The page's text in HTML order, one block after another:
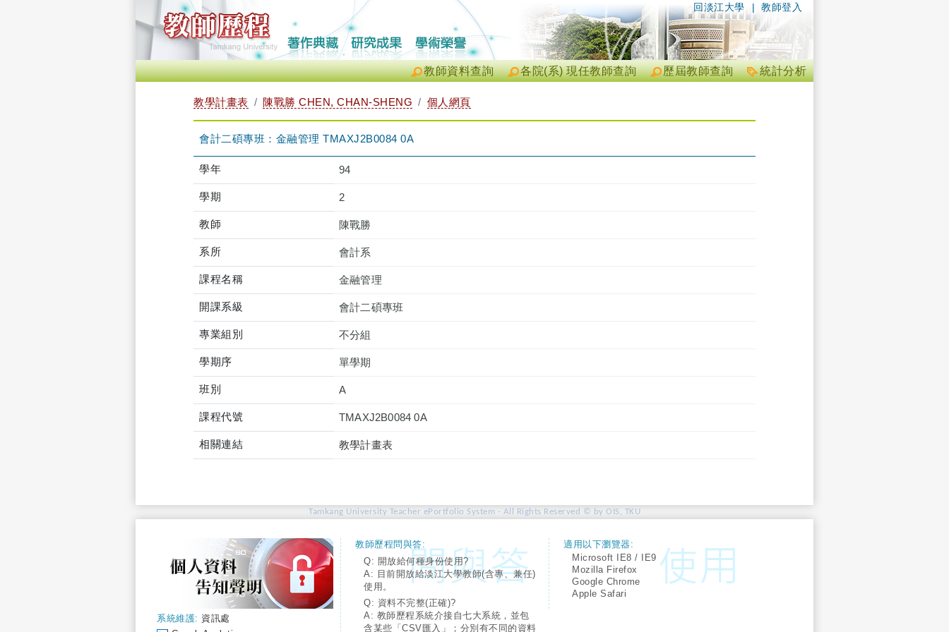
| 教師登入
回淡江大學
統計分析
歷屆教師查詢
各院(系) 現任教師查詢
教師資料查詢
教學計畫表 陳戰勝 CHEN, CHAN-SHENG 個人網頁
會計二碩專班：金融管理 TMAXJ2B0084 0A
學年 94
學期 2
教師 陳戰勝
系所 會計系
課程名稱 金融管理
開課系級 會計二碩專班
專業組別 不分組
學期序 單學期
班別 A
課程代號 TMAXJ2B0084 0A
相關連結 教學計畫表
Tamkang University Teacher ePortfolio System - All Rights Reserved © by OIS, TKU
系統維護: 資訊處
教師歷程問與答:
Q: 開放給何種身份使用?
A: 目前開放給淡江大學教師(含專、兼任)
使用。
Q: 資料不完整(正確)?
A: 教師歷程系統介接自七大系統，並包
含某些「CSV匯入」；分別有不同的資料
適用以下瀏覽器:
Microsoft IE8 / IE9
Mozilla Firefox
Google Chrome
Apple Safari